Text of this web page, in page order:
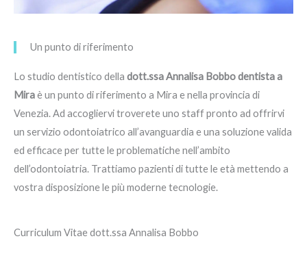
Un punto di riferimento
Lo studio dentistico della dott.ssa Annalisa Bobbo dentista a
Miraè un punto di riferimento a Mira e nella provincia di
Venezia. Ad accogliervi troverete uno staff pronto ad offrirvi
un servizio odontoiatrico all’avanguardia e una soluzione valida
ed efficace per tutte le problematiche nell’ambito
dell’odontoiatria. Trattiamo pazienti di tutte le età mettendo a
vostra disposizione le più moderne tecnologie.
Curriculum Vitae dott.ssa Annalisa Bobbo